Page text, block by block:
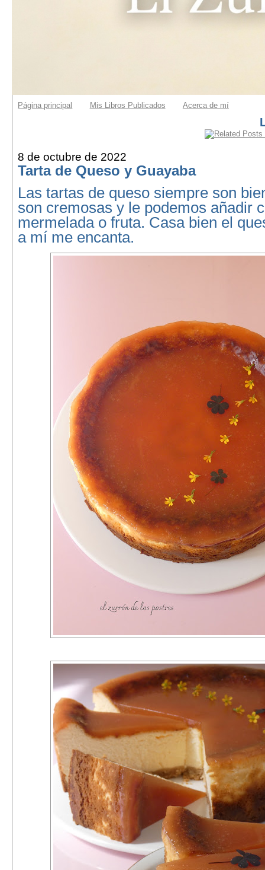
Página principal Mis Libros Publicados Acerca de mí
8 de octubre de 2022
Tarta de Queso y Guayaba
Las tartas de queso siempre son
son cremosas y le podemos añadir
mermelada o fruta. Casa bien el
a mí me encanta.